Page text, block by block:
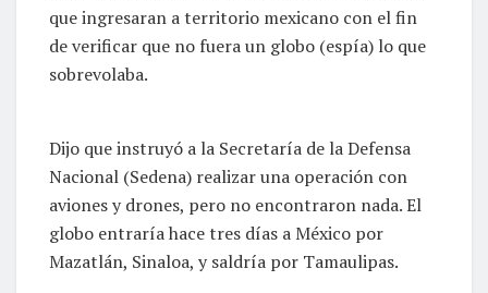
que ingresaran a territorio mexicano con el fin
de verificar que no fuera un globo (espía) lo que
sobrevolaba.
Dijo que instruyó a la Secretaría de la Defensa
Nacional (Sedena) realizar una operación con
aviones y drones, pero no encontraron nada. El
globo entraría hace tres días a México por
Mazatlán, Sinaloa, y saldría por Tamaulipas.